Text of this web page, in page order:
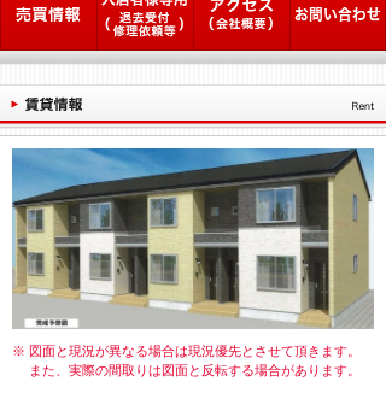
※ 図面と現況が異なる場合は現況優先とさせて頂きます。
また、実際の間取りは図面と反転する場合があります。